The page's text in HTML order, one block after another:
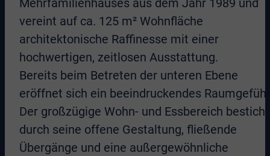
Mehrfamilienhauses aus dem Jahr 1989 und
vereint auf ca. 125 m² Wohnfläche
architektonische Raffinesse mit einer
hochwertigen, zeitlosen Ausstattung.
Bereits beim Betreten der unteren Ebene
eröffnet sich ein beeindruckendes
Der großzügige Wohn- und Essbereich besticht
durch seine offene Gestaltung, fließende
Übergänge und eine außergewöhnliche